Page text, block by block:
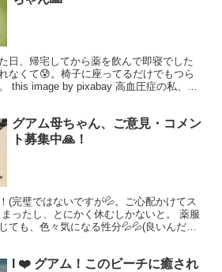
日、帰宅してから薬を飲んで即寝でした
なくて😰。椅子に座ってるだけでもつら
this image by pixabay 高血圧症の私、気
グアム母ちゃん、ご意見・コメン
ト募集中🙏！
(完璧ではないですが💦。ご心配かけてス
ったし、とにかく休むしかないと。 薬服
ても、色々気になる性分💦💦(良いんだ
I ❤️ グアム！このビーチに癒され